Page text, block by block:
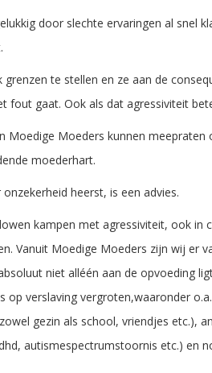
door slechte ervaringen al snel
grenzen te stellen en ze aan de
fout gaat. Ook als dat agressiviteit
Moedige Moeders kunnen meepraten
moederhart.
heerst, is een advies.
kampen met agressiviteit, ook in
Vanuit Moedige Moeders zijn wij er
niet alléén aan de opvoeding
op verslaving vergroten,waaronder
gezin als school, vriendjes etc.),
autismespectrumstoornis etc.) en